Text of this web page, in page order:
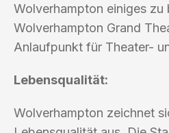
Wolverhampton einiges zu
Wolverhampton Grand
Anlaufpunkt für Theater-
Lebensqualität:
Wolverhampton zeichnet